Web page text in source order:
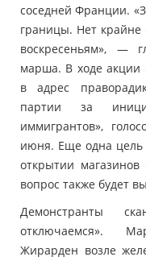
соседней Франции.
границы. Нет
воскресеньям», —
марша. В ходе акции
в адрес
партии за
иммигрантов»,
июня. Еще одна цель
открытии
вопрос также будет
Демонстранты
отключаемся».
Жирарден возле